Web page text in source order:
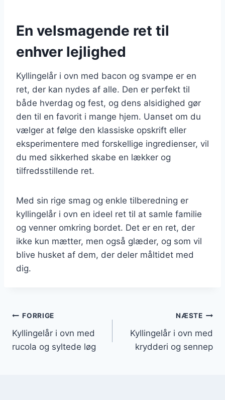
En velsmagende ret til
enhver lejlighed
Kyllingelår i ovn med bacon og svampe er en
ret, der kan nydes af alle. Den er perfekt til
både hverdag og fest, og dens alsidighed gør
den til en favorit i mange hjem. Uanset om du
vælger at følge den klassiske opskrift eller
eksperimentere med forskellige ingredienser, vil
du med sikkerhed skabe en lækker og
tilfredsstillende ret.
Med sin rige smag og enkle tilberedning er
kyllingelår i ovn en ideel ret til at samle familie
og venner omkring bordet. Det er en ret, der
ikke kun mætter, men også glæder, og som vil
blive husket af dem, der deler måltidet med
dig.
Indlægsnavigation
FORRIGE
Kyllingelår i ovn med
rucola og syltede løg
NÆSTE
Kyllingelår i ovn med
krydderi og sennep